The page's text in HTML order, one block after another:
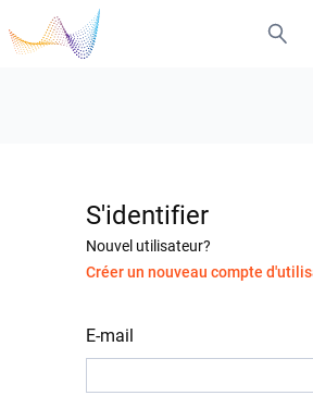
S'identifier
Nouvel utilisateur?
Créer un nouveau compte
E-mail